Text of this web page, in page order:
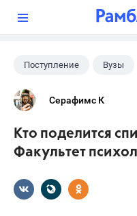
Поступление Вузы
Серафимс К
Кто поделится
Факультет